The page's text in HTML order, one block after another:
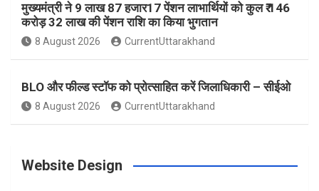
o
k
g
a
r
s
e
मुख्यमंत्री ने 9 लाख 87 हजार17 पेंशन लाभार्थियों को कुल ₹ 146
करोड़ 32 लाख की पेंशन राशि का किया भुगतान
8 August 2026 CurrentUttarakhand
BLO और फील्ड स्टॉफ को प्रोत्साहित करें जिलाधिकारी – सीईओ
8 August 2026 CurrentUttarakhand
Website Design